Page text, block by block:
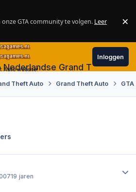
GTA community te volgen. Leer
×
Nederlandse Grand Theft Auto
Auto website!
Inloggen
Theft Auto Grand Theft Auto
19 jaren